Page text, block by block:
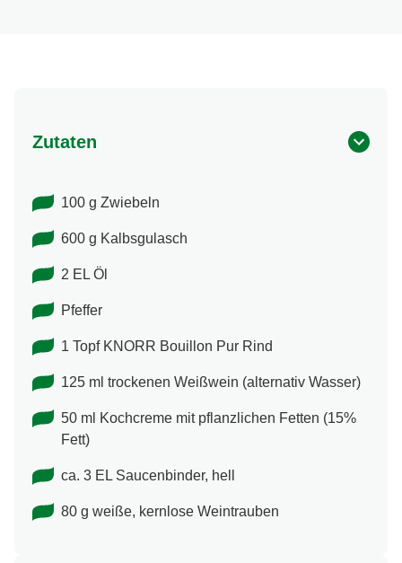
Zutaten
100 g Zwiebeln
600 g Kalbsgulasch
2 EL Öl
Pfeffer
1 Topf KNORR Bouillon Pur Rind
125 ml trockenen Weißwein (alternativ Wasser)
50 ml Kochcreme mit pflanzlichen Fetten (15%
Fett)
ca. 3 EL Saucenbinder, hell
80 g weiße, kernlose Weintrauben